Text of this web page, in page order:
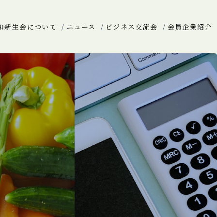
新生会について ニュース ビジネス交流会 会員企業紹介